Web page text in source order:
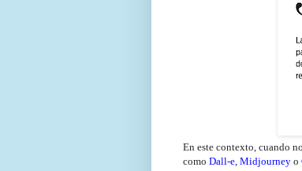
En este contexto, cuando
como Dall-e, Midjourney o